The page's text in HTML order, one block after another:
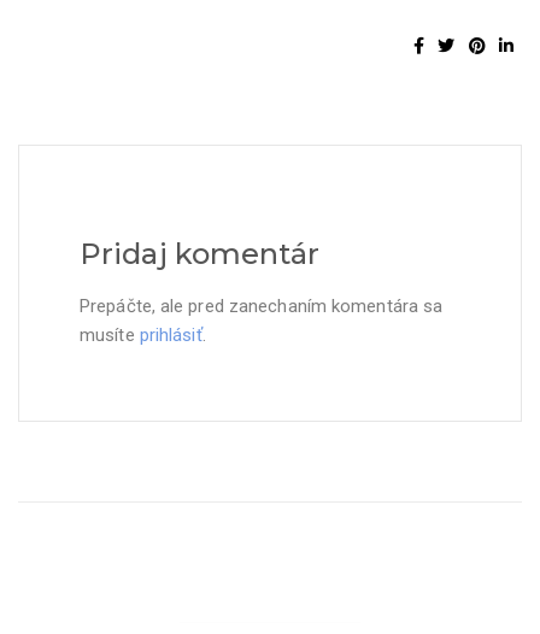
Pridaj komentár
Prepáčte, ale pred zanechaním komentára sa
musíte prihlásiť.